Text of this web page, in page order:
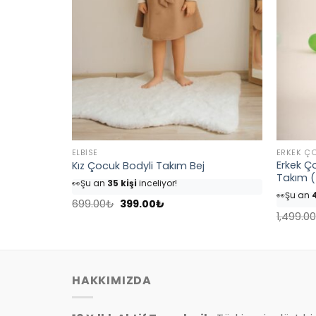
ELBISE
Kız Çocuk Bodyli Takım Bej
👀Şu an35 kişiinceliyor!
⭐️Bu ürünü 40 kişifavoriledi!
🛒18 kişisepetine ekledi!
699.00₺ Orijinal
399.00₺
ERKEK
Erkek
Takım
👀Şu an
⭐️Bu
🛒25 kişi
1,499.00
HAKKIMIZDA